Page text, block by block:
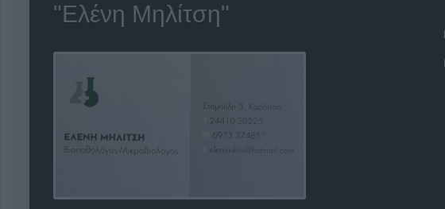
"Ελένη Μηλίτση"